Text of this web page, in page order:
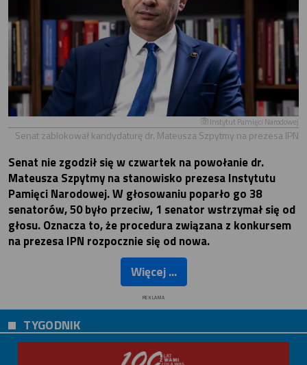
Instytut Pamięci Narodowej
Senat zablokował kandydaturę dr. Mateusza Szpytmy na prezesa IPN
Senat nie zgodził się w czwartek na powołanie dr.
Mateusza Szpytmy na stanowisko prezesa Instytutu
Pamięci Narodowej. W głosowaniu poparło go 38
senatorów, 50 było przeciw, 1 senator wstrzymał się od
głosu. Oznacza to, że procedura związana z konkursem
na prezesa IPN rozpocznie się od nowa.
Więcej ...
REKLAMA
TYGODNIK